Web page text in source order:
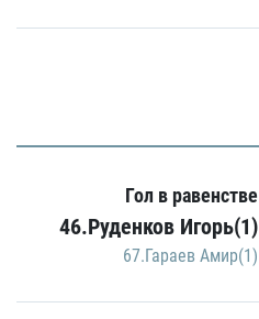
Гол в равенстве
46.Руденков Игорь(1)
67.Гараев Амир(1)